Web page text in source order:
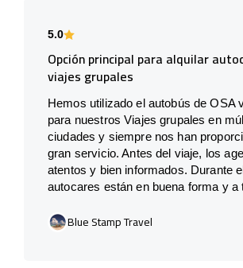
5.0
Opción principal para alquilar
viajes grupales
Hemos utilizado el autobús de OSA
para nuestros Viajes grupales en
ciudades y siempre nos han
gran servicio. Antes del viaje, los
atentos y bien informados. Durante
autocares están en buena forma y a
Blue Stamp Travel